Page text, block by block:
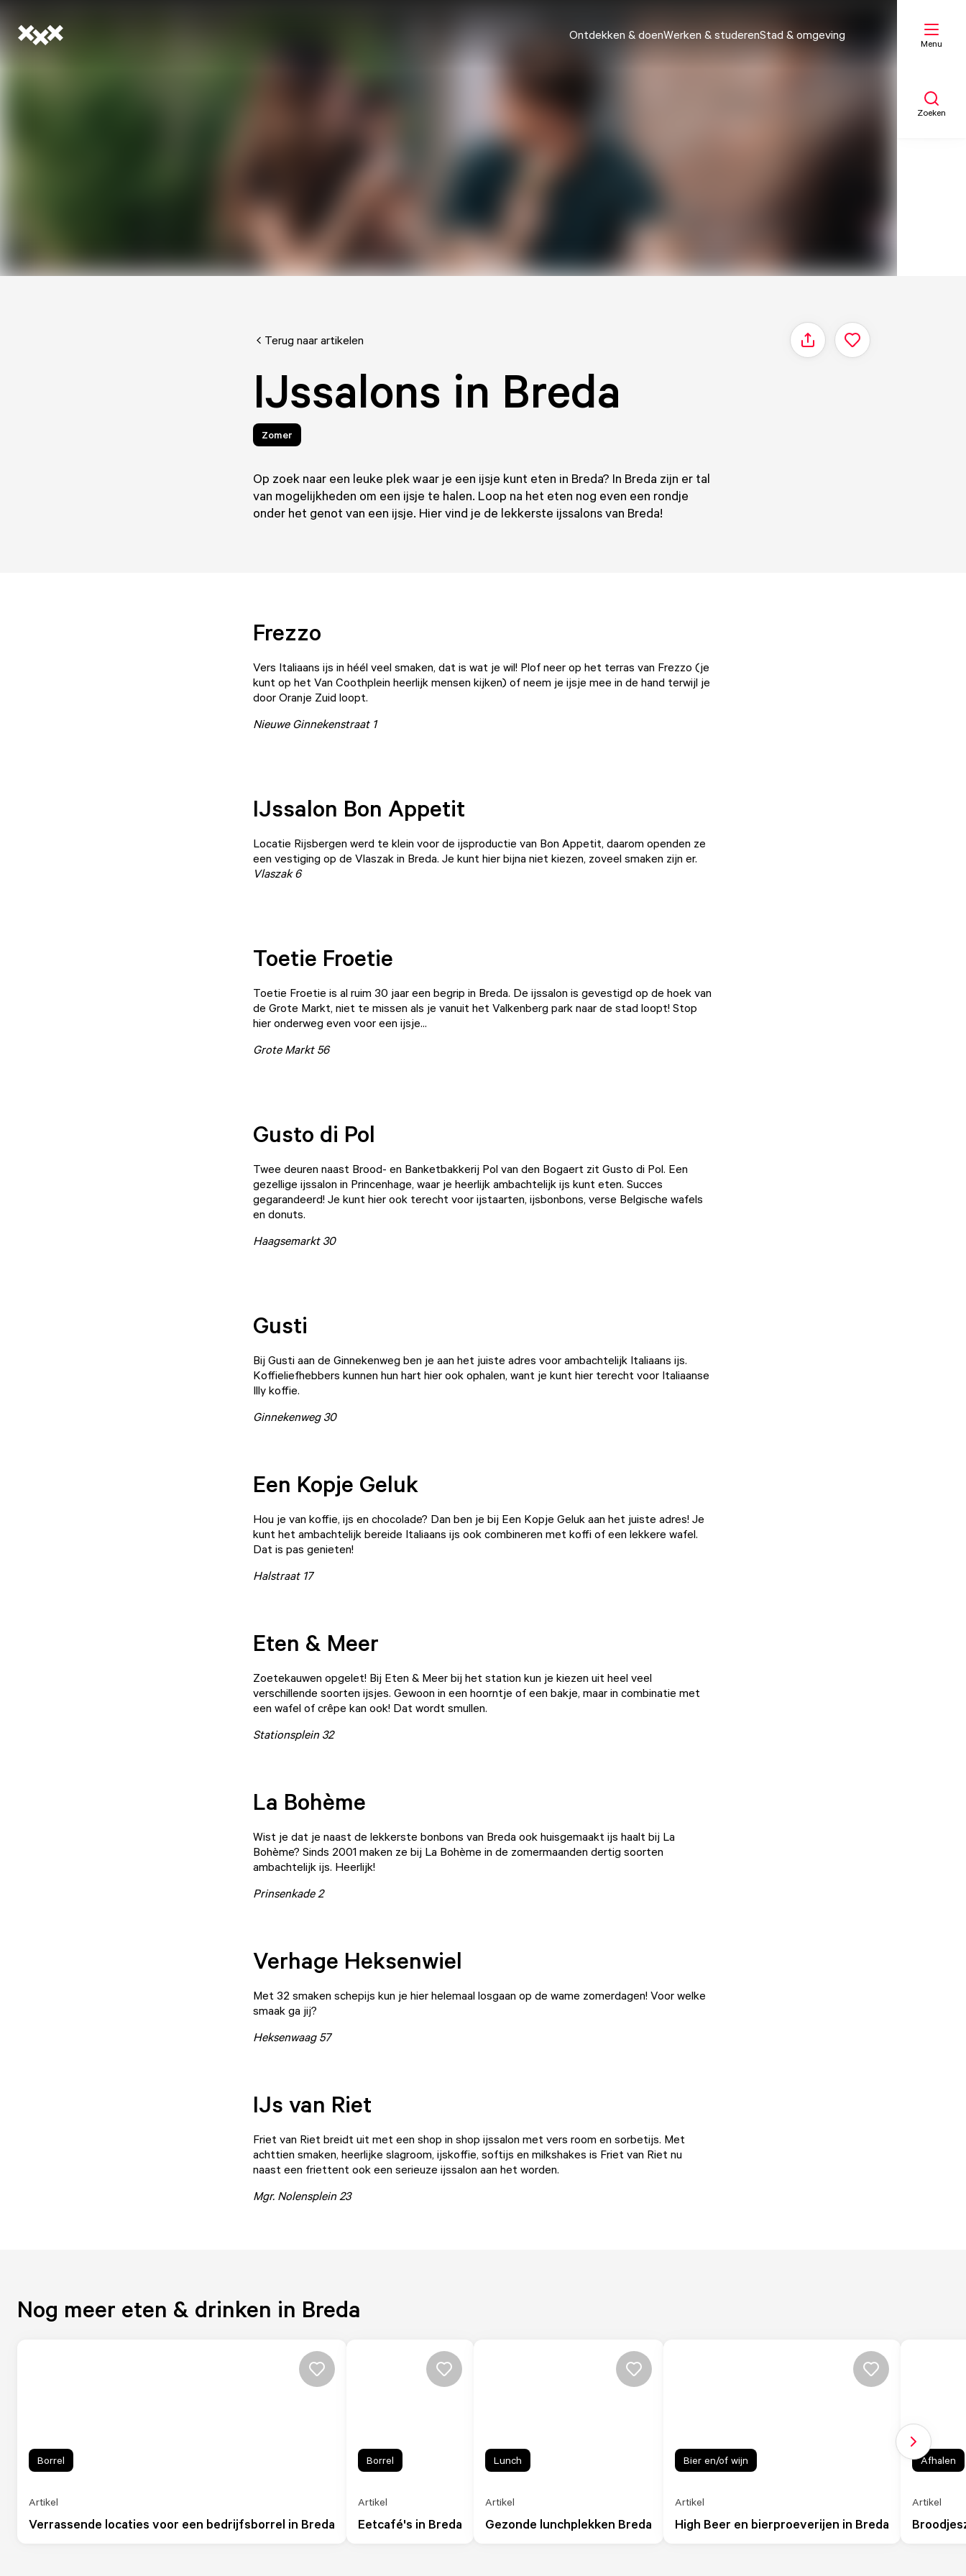
Ontdekken & doenWerken & studerenStad & omgeving
Menu
Zoeken
Terug naar artikelen Delen
IJssalons in Breda
Zomer
Op zoek naar een leuke plek waar je een ijsje kunt eten in Breda? In Breda zijn er tal
van mogelijkheden om een ijsje te halen. Loop na het eten nog even een rondje
onder het genot van een ijsje. Hier vind je de lekkerste ijssalons van Breda!
Frezzo
Vers Italiaans ijs in héél veel smaken, dat is wat je wil! Plof neer op het terras van Frezzo (je
kunt op het Van Coothplein heerlijk mensen kijken) of neem je ijsje mee in de hand terwijl je
door Oranje Zuid loopt.
Nieuwe Ginnekenstraat 1
IJssalon Bon Appetit
Locatie Rijsbergen werd te klein voor de ijsproductie van Bon Appetit, daarom openden ze
een vestiging op de Vlaszak in Breda. Je kunt hier bijna niet kiezen, zoveel smaken zijn er.
Vlaszak 6
Toetie Froetie
Toetie Froetie is al ruim 30 jaar een begrip in Breda. De ijssalon is gevestigd op de hoek van
de Grote Markt, niet te missen als je vanuit het Valkenberg park naar de stad loopt! Stop
hier onderweg even voor een ijsje...
Grote Markt 56
Gusto di Pol
Twee deuren naast Brood- en Banketbakkerij Pol van den Bogaert zit Gusto di Pol. Een
gezellige ijssalon in Princenhage, waar je heerlijk ambachtelijk ijs kunt eten. Succes
gegarandeerd! Je kunt hier ook terecht voor ijstaarten, ijsbonbons, verse Belgische wafels
en donuts.
Haagsemarkt 30
Gusti
Bij Gustiaan de Ginnekenweg ben je aan het juiste adres voor ambachtelijk Italiaans ijs.
Koffieliefhebbers kunnen hun hart hier ook ophalen, want je kunt hier terecht voor Italiaanse
Illy koffie.
Ginnekenweg 30
Een Kopje Geluk
Hou je van koffie, ijs en chocolade? Dan ben je bij Een Kopje Geluk aan het juiste adres! Je
kunt het ambachtelijk bereide Italiaans ijs ook combineren met koffi of een lekkere wafel.
Dat is pas genieten!
Halstraat 17
Eten & Meer
Zoetekauwen opgelet! Bij Eten & Meerbij het station kun je kiezen uit heel veel
verschillende soorten ijsjes. Gewoon in een hoorntje of een bakje, maar in combinatie met
een wafel of crêpe kan ook! Dat wordt smullen.
Stationsplein 32
La Bohème
Wist je dat je naast de lekkerste bonbons van Breda ook huisgemaakt ijs haalt bij La
Bohème? Sinds 2001 maken ze bij La Bohème in de zomermaanden dertig soorten
ambachtelijk ijs. Heerlijk!
Prinsenkade 2
Verhage Heksenwiel
Met 32 smaken schepijs kun je hier helemaal losgaan op de wame zomerdagen! Voor welke
smaak ga jij?
Heksenwaag 57
IJs van Riet
Friet van Rietbreidt uit met een shop in shop ijssalon met vers room en sorbetijs. Met
achttien smaken, heerlijke slagroom, ijskoffie, softijs en milkshakes is Friet van Riet nu
naast een friettent ook een serieuze ijssalon aan het worden.
Mgr. Nolensplein 23
Nog meer eten & drinken in Breda
Verrassende locaties voor een bedrijfsborrel in Breda
Artikel
Borrel
Eetcafé's in Breda
Artikel
Borrel
Gezonde lunchplekken Breda
Artikel
Lunch
High Beer en bierproeverijen in Breda
Artikel
Bier en/of wijn
Artikel
Afhalen
Volgende